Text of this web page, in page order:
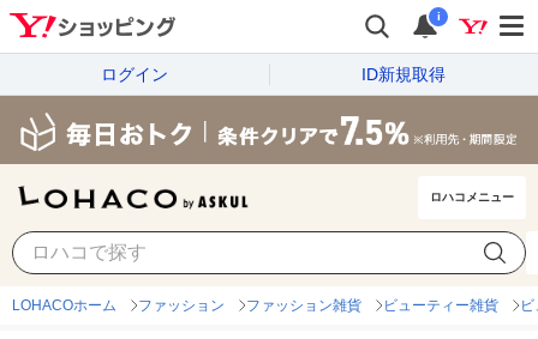
i
ログイン ID新規取得
ロハコメニュー
LOHACOホーム ファッション ファッション雑貨 ビューティー雑貨